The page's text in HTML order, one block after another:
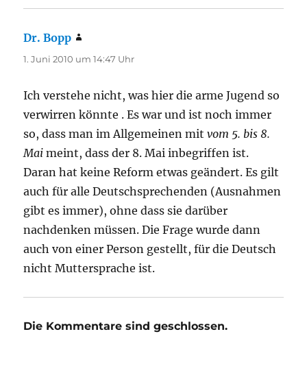
Dr. Bopp
1. Juni 2010 um 14:47 Uhr
Ich verstehe nicht, was hier die arme Jugend so
verwirren könnte . Es war und ist noch immer
so, dass man im Allgemeinen mitvom 5. bis 8.
Mai meint, dass der 8. Mai inbegriffen ist.
Daran hat keine Reform etwas geändert. Es gilt
auch für alle Deutschsprechenden (Ausnahmen
gibt es immer), ohne dass sie darüber
nachdenken müssen. Die Frage wurde dann
auch von einer Person gestellt, für die Deutsch
nicht Muttersprache ist.
Die Kommentare sind geschlossen.